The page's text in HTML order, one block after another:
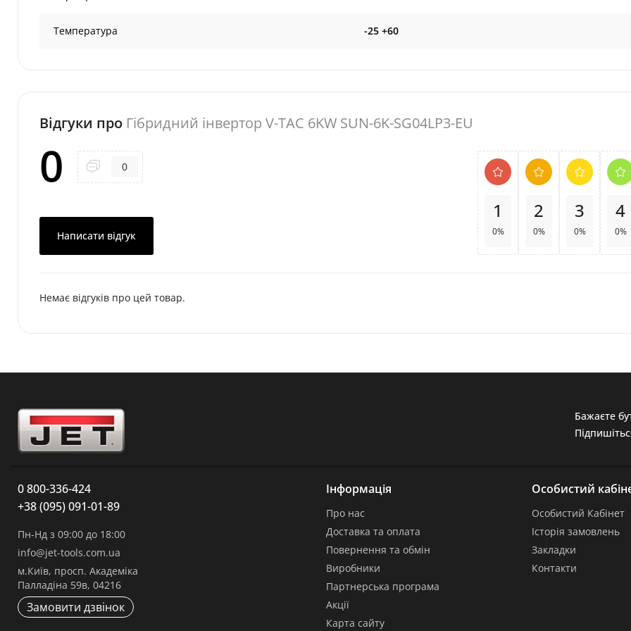
Температура -25 +60
Відгуки про Гібридний інвертор V-TAC 6KW SUN-6K-SG04LP3-EU
0 0
Написати відгук
1
0%
2
0%
3
0%
4
0%
Немає відгуків про цей товар.
Бажаєте
0 800-336-424
+38 (095) 091-01-89
Пн-Нд з 09:00 до 18:00
info@jet-tools.com.ua
м.Київ, просп. Академіка
Палладіна 59в, 04216
Замовити дзвінок
Інформація
Про нас
Доставка та оплата
Повернення та обмін
Виробники
Партнерська програма
Акції
Карта сайту
Особистий
Особистий Кабінет
Історія замовлень
Закладки
Контакти